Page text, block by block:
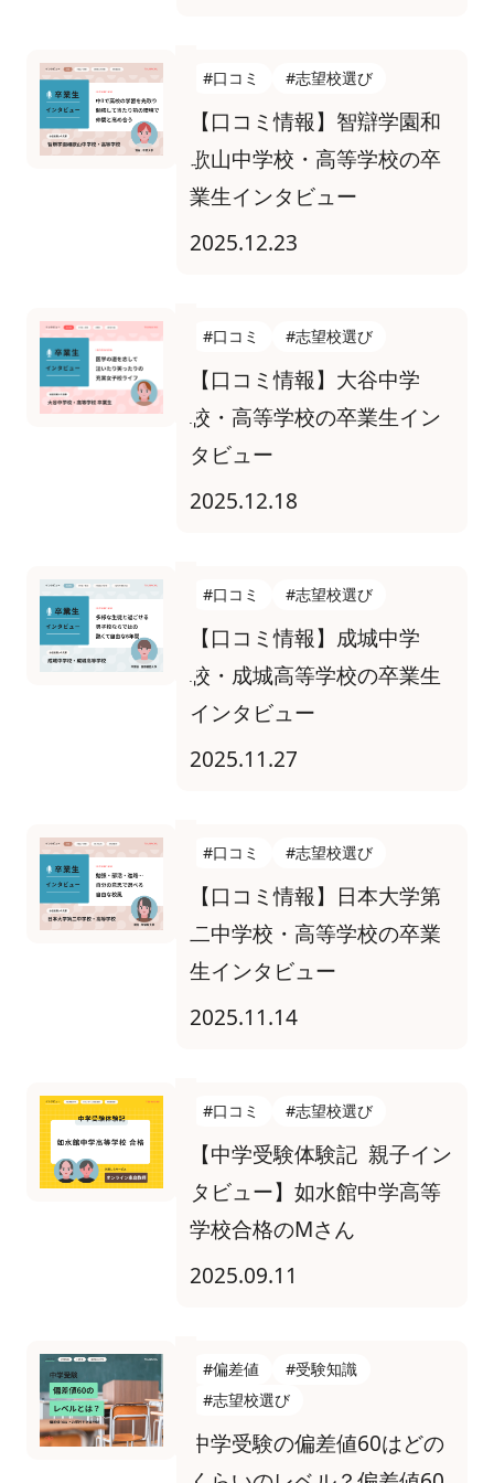
#口コミ #志望校選び
【口コミ情報】智辯学園和
歌山中学校・高等学校の卒
業生インタビュー
2025.12.23
#口コミ #志望校選び
【口コミ情報】大谷中学
校・高等学校の卒業生イン
タビュー
2025.12.18
#口コミ #志望校選び
【口コミ情報】成城中学
校・成城高等学校の卒業生
インタビュー
2025.11.27
#口コミ #志望校選び
【口コミ情報】日本大学第
二中学校・高等学校の卒業
生インタビュー
2025.11.14
#口コミ #志望校選び
【中学受験体験記 親子イン
タビュー】如水館中学高等
学校合格のMさん
2025.09.11
#偏差値
#受験知識
#志望校選び
中学受験の偏差値60はどの